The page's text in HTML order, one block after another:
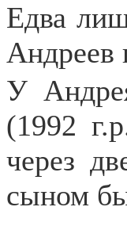
Едва
Андреев
У
(1992
через
сыном